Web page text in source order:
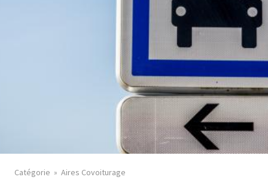
Catégorie Aires Covoiturage